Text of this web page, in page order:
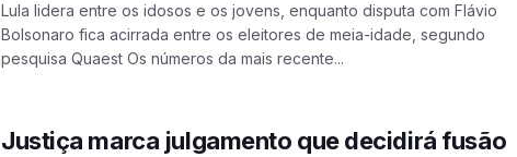
Lula lidera entre os idosos e os jovens, enquanto disputa com Flávio
Bolsonaro fica acirrada entre os eleitores de meia-idade, segundo
pesquisa Quaest Os números da mais recente...
Justiça marca julgamento que decidirá fusão